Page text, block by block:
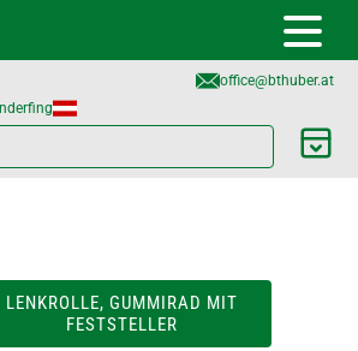
office@bthuber.at​
LENKROLLE, GUMMIRAD MIT
FESTSTELLER